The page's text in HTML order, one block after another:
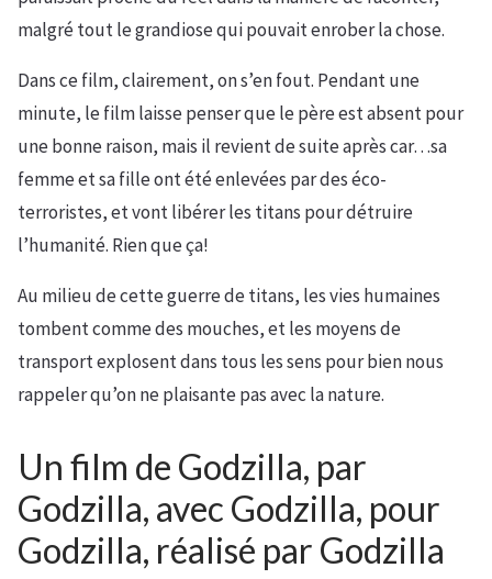
malgré tout le grandiose qui pouvait enrober la chose.
Dans ce film, clairement, on s’en fout. Pendant une
minute, le film laisse penser que le père est absent pour
une bonne raison, mais il revient de suite après car…sa
femme et sa fille ont été enlevées par des éco-
terroristes, et vont libérer les titans pour détruire
l’humanité. Rien que ça!
Au milieu de cette guerre de titans, les vies humaines
tombent comme des mouches, et les moyens de
transport explosent dans tous les sens pour bien nous
rappeler qu’on ne plaisante pas avec la nature.
Un film de Godzilla, par
Godzilla, avec Godzilla, pour
Godzilla, réalisé par Godzilla